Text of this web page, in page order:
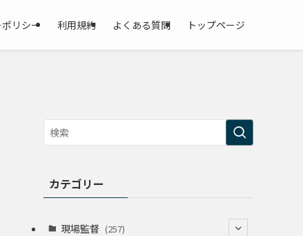
リシー 利用規約 よくある質問 トップページ
カテゴリー
現場監督 (257)